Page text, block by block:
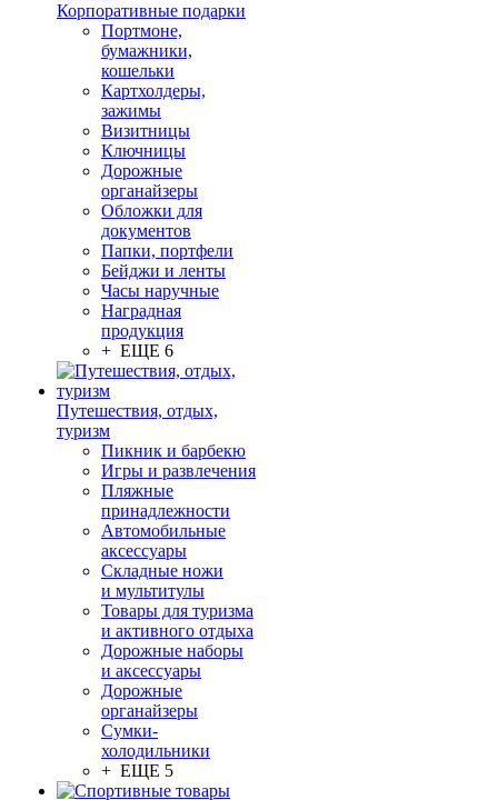
Корпоративные подарки
Портмоне,
бумажники,
кошельки
Картхолдеры,
зажимы
Визитницы
Ключницы
Дорожные
органайзеры
Обложки для
документов
Папки, портфели
Бейджи и ленты
Часы наручные
Наградная
продукция
+ ЕЩЕ 6
Путешествия, отдых,
туризм
Пикник и барбекю
Игры и развлечения
Пляжные
принадлежности
Автомобильные
аксессуары
Складные ножи
и мультитулы
Товары для туризма
и активного отдыха
Дорожные наборы
и аксессуары
Дорожные
органайзеры
Сумки-
холодильники
+ ЕЩЕ 5